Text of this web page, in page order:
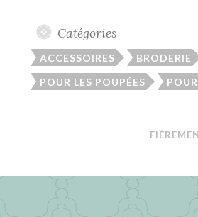
Catégories
ACCESSOIRES BRODERIE
POUR LES POUPÉES